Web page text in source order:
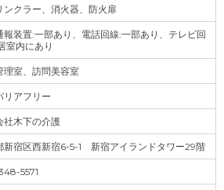
ンクラー、消火器、防火扉
報装置:一部あり、電話回線:一部あり、テレビ回
室内にあり
理室、訪問美容室
リアフリー
社木下の介護
新宿区西新宿6-5-1 新宿アイランドタワー29階
5571